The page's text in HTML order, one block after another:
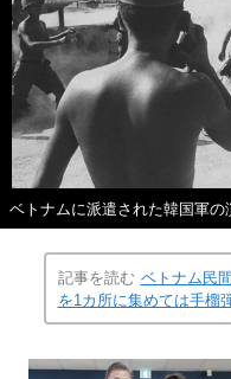
ベトナムに派遣された韓国軍
記事を読む ベトナム民
を1カ所に集めては手